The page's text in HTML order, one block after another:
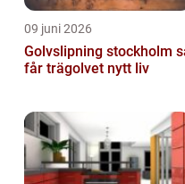
09 juni 2026
Golvslipning stockholm så
får trägolvet nytt liv